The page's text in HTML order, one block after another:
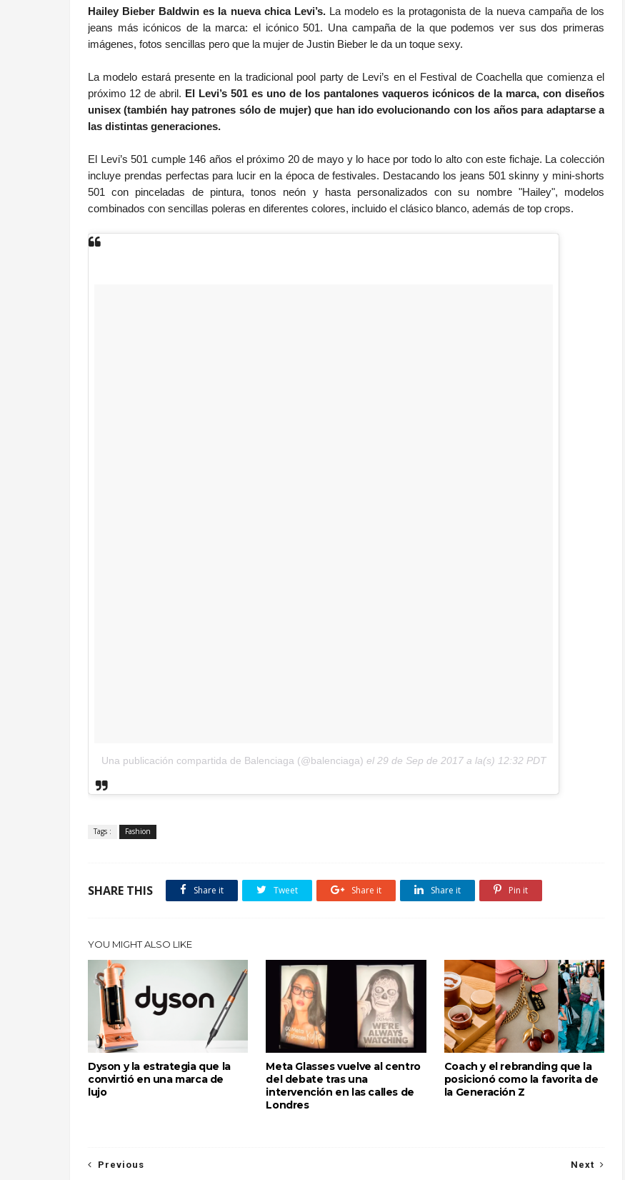
Hailey Bieber Baldwin es la nueva chica Levi’s.La modelo es la protagonista de la nueva campaña de los
jeans más icónicos de la marca: el icónico 501. Una campaña de la que podemos ver sus dos primeras
imágenes, fotos sencillas pero que la mujer de Justin Bieber le da un toque sexy.
La modelo estará presente en la tradicional pool party de Levi’s en el Festival de Coachella que comienza el
próximo 12 de abril. El Levi’s 501 es uno de los pantalones vaqueros icónicos de la marca, con diseños
unisex (también hay patrones sólo de mujer) que han ido evolucionando con los años para adaptarse a
las distintas generaciones.
El Levi’s 501 cumple 146 años el próximo 20 de mayo y lo hace por todo lo alto con este fichaje. La colección
incluye prendas perfectas para lucir en la época de festivales. Destacando los jeans 501 skinny y mini-shorts
501 con pinceladas de pintura, tonos neón y hasta personalizados con su nombre "Hailey", modelos
combinados con sencillas poleras en diferentes colores, incluido el clásico blanco, además de top crops.
Una publicación compartida de Balenciaga (@balenciaga) el 29 de Sep de 2017 a la(s) 12:32 PDT
Tags : Fashion
SHARE THIS Share it Tweet Share it Share it Pin it
YOU MIGHT ALSO LIKE
Dyson y la estrategia que la
convirtió en una marca de
lujo
Meta Glasses vuelve al centro
del debate tras una
intervención en las calles de
Londres
Coach y el rebranding que la
posicionó como la favorita de
la Generación Z
Next
Previous